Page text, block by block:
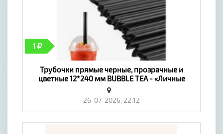
1
Трубочки прямые черные, прозрачные и
цветные 12*240 мм BUBBLE TEA - «Личные
вещи»
26-07-2026, 22:12